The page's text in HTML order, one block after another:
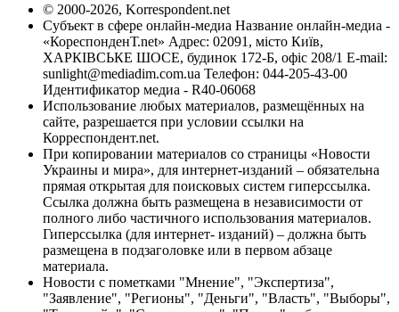
© 2000-2026, Korrespondent.net
Субъект в сфере онлайн-медиа Название онлайн-медиа -
«КореспонденТ.net» Адрес: 02091, місто Київ,
ХАРКІВСЬКЕ ШОСЕ, будинок 172-Б, офіс 208/1 E-mail:
sunlight@mediadim.com.ua Телефон: 044-205-43-00
Идентификатор медиа - R40-06068
Использование любых материалов, размещённых на
сайте, разрешается при условии ссылки на
Корреспондент.net.
При копировании материалов со страницы «Новости
Украины и мира», для интернет-изданий – обязательна
прямая открытая для поисковых систем гиперссылка.
Ссылка должна быть размещена в независимости от
полного либо частичного использования материалов.
Гиперссылка (для интернет- изданий) – должна быть
размещена в подзаголовке или в первом абзаце
материала.
Новости с пометками "Мнение", "Экспертиза",
"Заявление", "Регионы", "Деньги", "Власть", "Выборы",